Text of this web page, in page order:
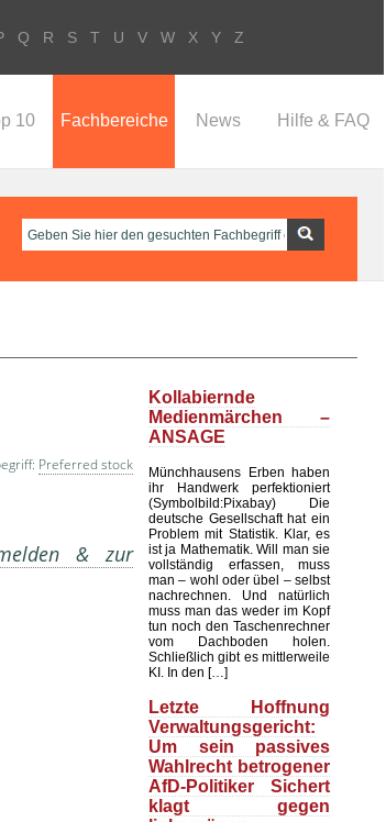
Q R S T U V W X Y Z
10 Fachbereiche News Hilfe & FAQ
Preferred stock
& zur
Kollabiernde
Medienmärchen –
ANSAGE
Münchhausens Erben haben
ihr Handwerk perfektioniert
(Symbolbild:Pixabay) Die
deutsche Gesellschaft hat ein
Problem mit Statistik. Klar, es
ist ja Mathematik. Will man sie
vollständig erfassen, muss
man – wohl oder übel – selbst
nachrechnen. Und natürlich
muss man das weder im Kopf
tun noch den Taschenrechner
vom Dachboden holen.
Schließlich gibt es mittlerweile
KI. In den […]
Letzte Hoffnung
Verwaltungsgericht:
Um sein passives
Wahlrecht betrogener
AfD-Politiker Sichert
klagt gegen